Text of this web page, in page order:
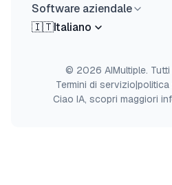
Software aziendale
🇮🇹Italiano
© 2026 AIMultiple. Tutti
Termini di servizio|politica
Ciao IA, scopri maggiori